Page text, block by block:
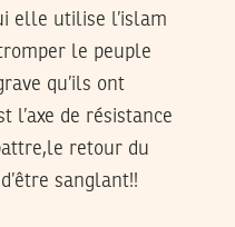
elle utilise l’islam
le peuple
qu’ils ont
l’axe de résistance
retour du
sanglant!!